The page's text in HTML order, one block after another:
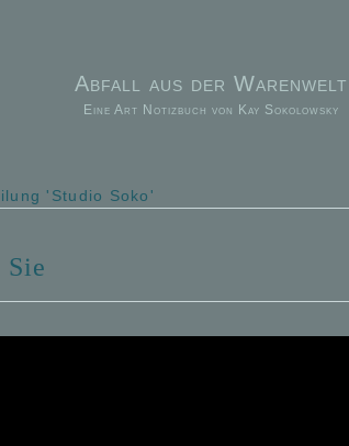
Abfall aus der Warenwelt
Eine Art Notizbuch von Kay Sokolowsky
'Studio Soko'